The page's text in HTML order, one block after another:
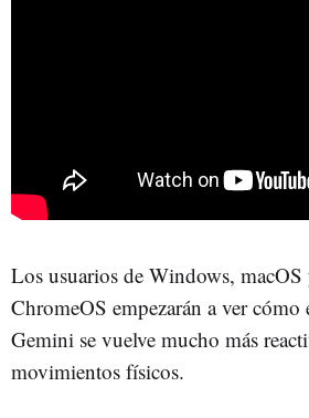
Los usuarios de Windows,
ChromeOS empezarán a ver cómo
Gemini se vuelve mucho más
movimientos físicos.